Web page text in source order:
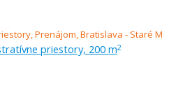
priestory, 200 m2